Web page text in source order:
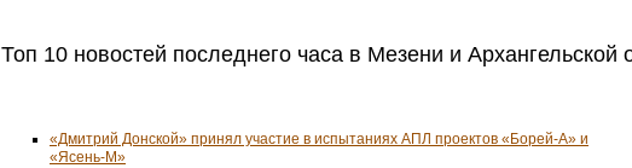
Топ 10 новостей последнего часа в Мезени и Архангельской
«Дмитрий Донской» принял участие в испытаниях АПЛ проектов «Борей-А» и
«Ясень-М»